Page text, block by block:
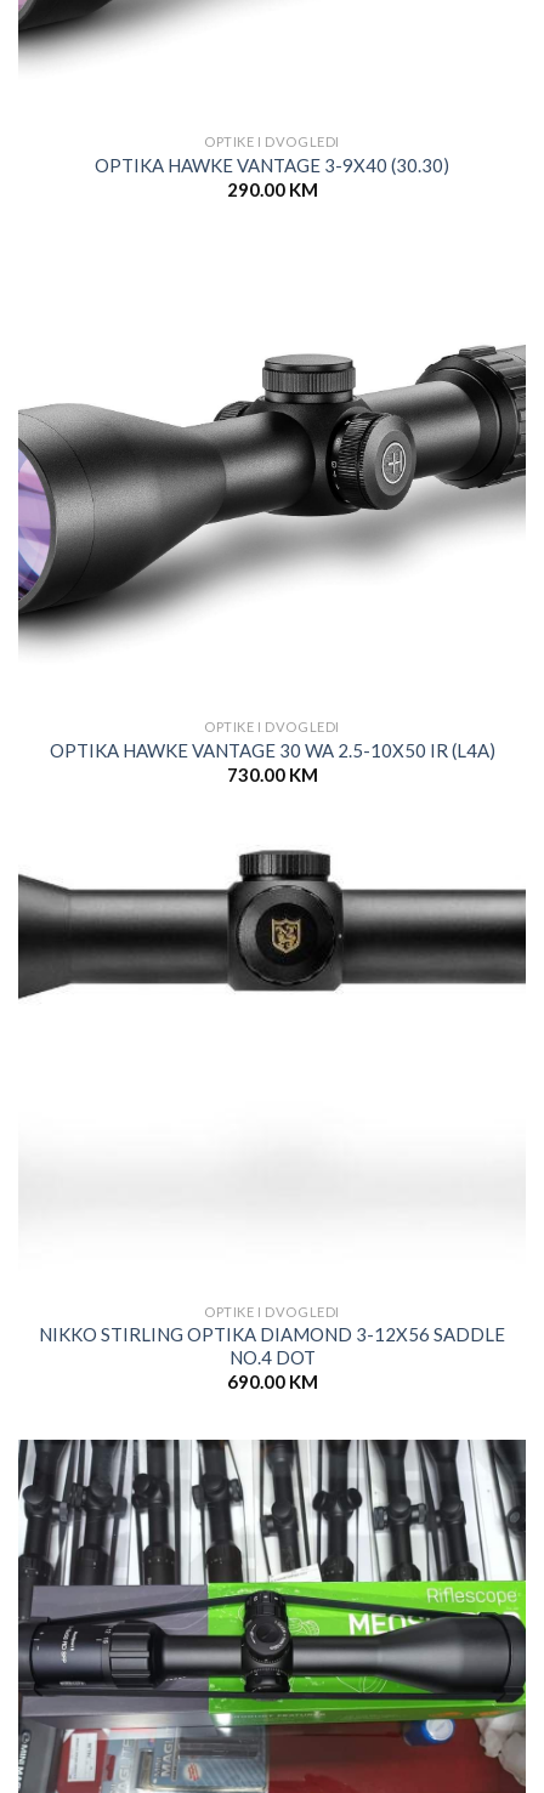
OPTIKE I DVOGLEDI
OPTIKA HAWKE VANTAGE 3-9X40 (30.30)
290.00 KM
OPTIKE I DVOGLEDI
OPTIKA HAWKE VANTAGE 30 WA 2.5-10X50 IR (L4A)
730.00 KM
OPTIKE I DVOGLEDI
NIKKO STIRLING OPTIKA DIAMOND 3-12X56 SADDLE
NO.4 DOT
690.00 KM